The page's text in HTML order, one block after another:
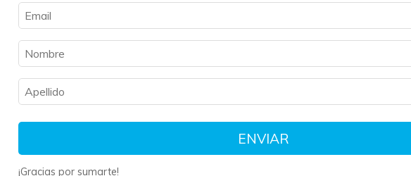
ENVIAR
¡Gracias por sumarte!